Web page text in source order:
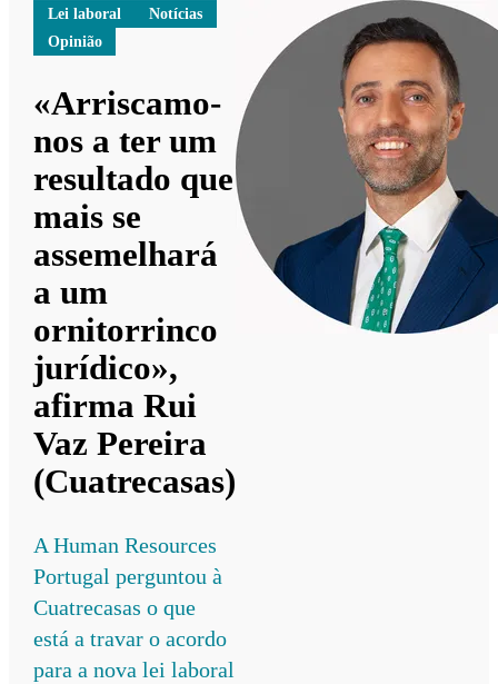
Lei laboral
Notícias
Opinião
«Arriscamo-
nos a ter um
resultado que
mais se
assemelhará
a um
ornitorrinco
jurídico»,
afirma Rui
Vaz Pereira
(Cuatrecasas)
A Human Resources
Portugal perguntou à
Cuatrecasas o que
está a travar o acordo
para a nova lei laboral